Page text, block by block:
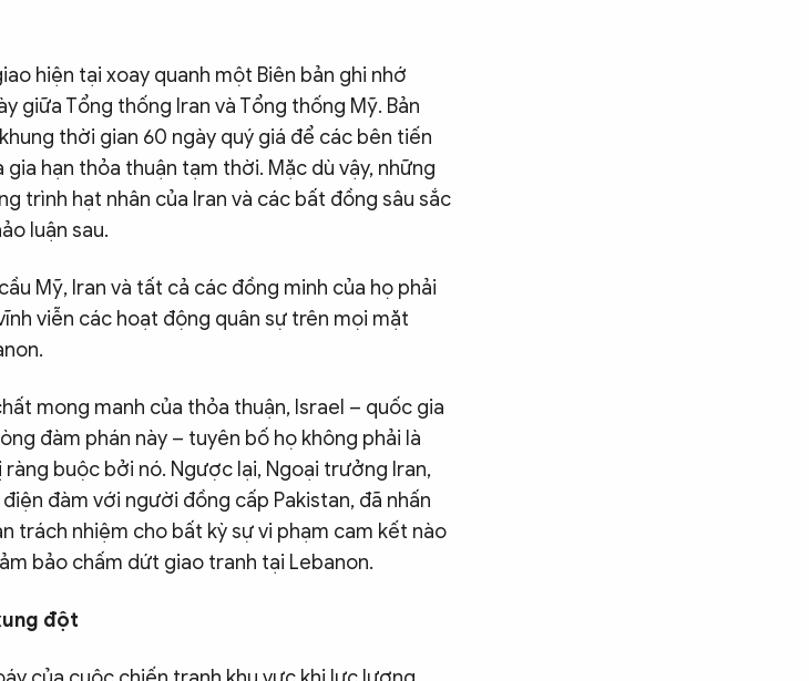
hiện tại xoay quanh một Biên bản ghi nhớ
giữa Tổng thống Iran và Tổng thống Mỹ. Bản
thời gian 60 ngày quý giá để các bên tiến
hạn thỏa thuận tạm thời. Mặc dù vậy, những
trình hạt nhân của Iran và các bất đồng sâu sắc
luận sau.
Mỹ, Iran và tất cả các đồng minh của họ phải
viễn các hoạt động quân sự trên mọi mặt
mong manh của thỏa thuận, Israel – quốc gia
đàm phán này – tuyên bố họ không phải là
buộc bởi nó. Ngược lại, Ngoại trưởng Iran,
đàm với người đồng cấp Pakistan, đã nhấn
trách nhiệm cho bất kỳ sự vi phạm cam kết nào
bảo chấm dứt giao tranh tại Lebanon.
đột